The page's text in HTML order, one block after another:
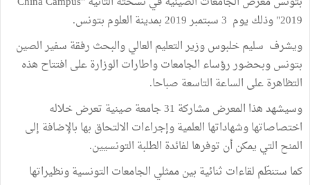
2019" وذلك يوم 3 سبتمبر 2019 بمدينة العلوم بتونس.
ويشرف سليم خلبوس وزير التعليم العالي والبحث رفقة سفير الصين
بتونس وبحضور رؤساء الجامعات واطارات الوزارة على افتتاح هذه
التظاهرة على الساعة التاسعة صباحا.
وسيشهد هذا المعرض مشاركة 31 جامعة صينية تعرض خلاله
اختصاصاتها وشهاداتها العلمية وإجراءات الالتحاق بها بالإضافة إلى
المنح التي يمكن أن توفرها لفائدة الطلبة التونسيين.
كما ستنطّم لقاءات ثنائية بين ممثلي الجامعات التونسية ونظيراتها